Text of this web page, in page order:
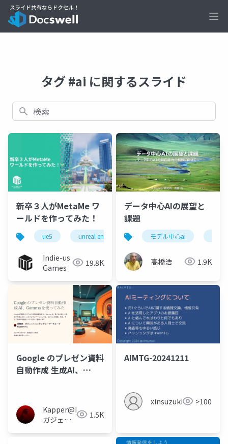
タグ #ai に関するスライド
検索
新卒３⼈がMetaMe ワ
ールドを作ってみた！
ue5 unreal engine ネットワークゲーム
Indie-us
Games
19.8K
データ中心AIの展望と
課題
モデル中心ai
高橋浩 1.9K
Google のプレゼン資料
自動作成 生成AI、
が短時間で作れるが有
料
Kapper@Linux
ガジェヲ
1.5K
AIMTG-20241211
xinsuzuki >100